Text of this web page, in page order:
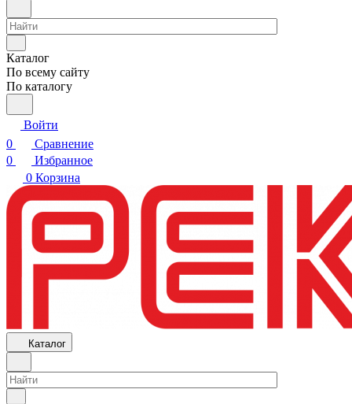
Каталог
По всему сайту
По каталогу
Войти
0
Сравнение
0
Избранное
0 Корзина
Каталог